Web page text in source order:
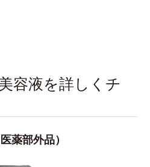
容液を詳しくチ
薬部外品）